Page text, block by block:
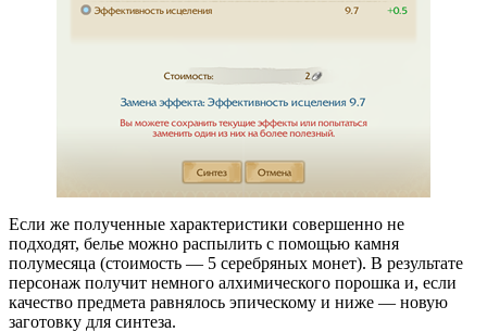
Если же полученные характеристики совершенно не
подходят, белье можно распылить с помощью камня
полумесяца (стоимость — 5 серебряных монет). В результате
персонаж получит немного алхимического порошка и, если
качество предмета равнялось эпическому и ниже — новую
заготовку для синтеза.